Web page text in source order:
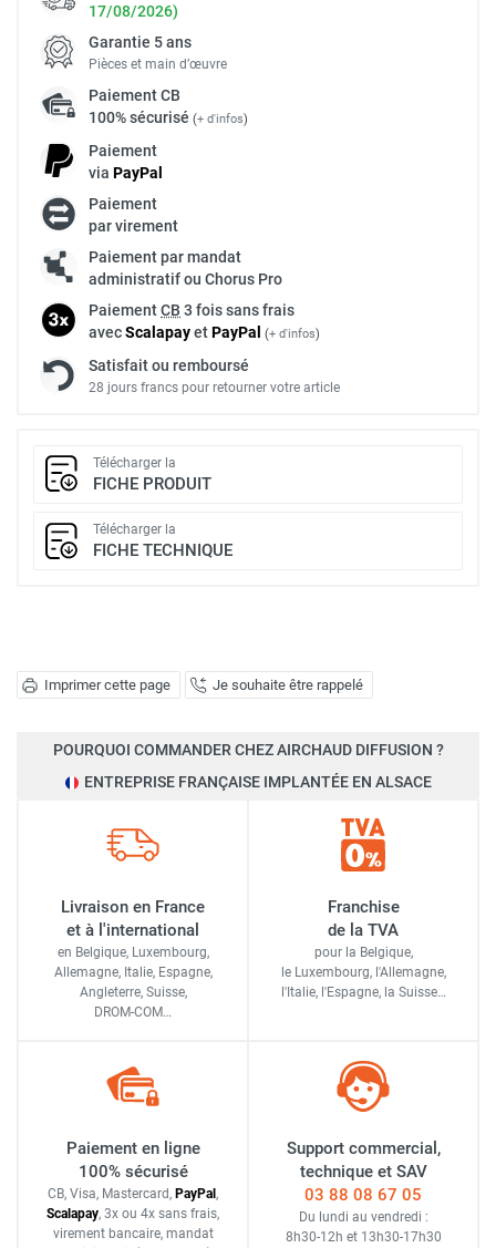
Imprimer cette page Je souhaite être rappelé
17/08/2026)
Garantie 5 ans
Pièces et main d’œuvre
PaiementCB
100% sécurisé (+ d'infos)
Paiement
via PayPal
Paiement
par virement
Paiement par mandat
administratif ou Chorus Pro
PaiementCB 3 fois sans frais
avecScalapayetPayPal (+ d'infos)
Satisfait ou remboursé
28 jours francs pour retourner votre article
Télécharger la
FICHE PRODUIT
Télécharger la
FICHE TECHNIQUE
POURQUOI COMMANDER CHEZ AIRCHAUD DIFFUSION ?
ENTREPRISE FRANÇAISE IMPLANTÉE EN ALSACE
Livraison en France
et à l'international
en Belgique, Luxembourg,
Allemagne, Italie, Espagne,
Angleterre, Suisse,
DROM-COM…
Franchise
de la TVA
pour la Belgique,
le Luxembourg, l'Allemagne,
l'Italie, l'Espagne, la Suisse…
Paiement en ligne
100% sécurisé
CB, Visa, Mastercard, PayPal ,
Scalapay, 3x ou 4x sans frais,
virement bancaire, mandat
Support commercial,
technique et SAV
03 88 08 67 05
Du lundi au vendredi :
8h30-12h et 13h30-17h30